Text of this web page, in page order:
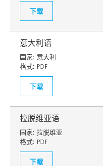
下载
意大利语
国家: 意大利
格式: PDF
下载
拉脱维亚语
国家: 拉脱维亚
格式: PDF
下载